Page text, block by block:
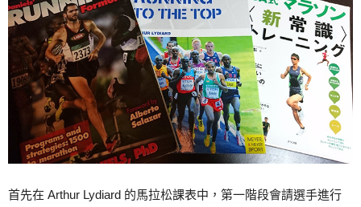
首先在 Arthur Lydiard 的馬拉松課表中，第一階段會請選手進行